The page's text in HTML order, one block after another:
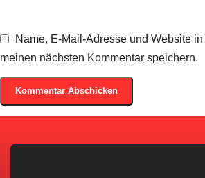
Name, E-Mail-Adresse und Website
meinen nächsten Kommentar speichern.